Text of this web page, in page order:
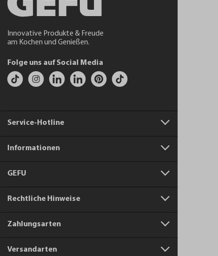
Innovative Produkte & Freude
am Kochen und Genießen.
Folge uns auf Social Media
Service-Hotline
Informationen
GEFU
Rechtliche Hinweise
Zahlungsarten
Versandarten